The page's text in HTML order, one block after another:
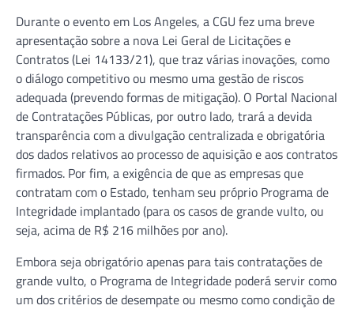
Durante o evento em Los Angeles, a CGU fez uma breve
apresentação sobre a nova Lei Geral de Licitações e
Contratos (Lei 14133/21), que traz várias inovações, como
o diálogo competitivo ou mesmo uma gestão de riscos
adequada (prevendo formas de mitigação). O Portal Nacional
de Contratações Públicas, por outro lado, trará a devida
transparência com a divulgação centralizada e obrigatória
dos dados relativos ao processo de aquisição e aos contratos
firmados. Por fim, a exigência de que as empresas que
contratam com o Estado, tenham seu próprio Programa de
Integridade implantado (para os casos de grande vulto, ou
seja, acima de R$ 216 milhões por ano).
Embora seja obrigatório apenas para tais contratações de
grande vulto, o Programa de Integridade poderá servir como
um dos critérios de desempate ou mesmo como condição de